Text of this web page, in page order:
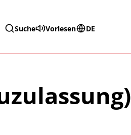
Suche Vorlesen
DE